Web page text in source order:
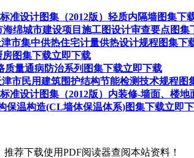
准设计图集（2012版）轻质内隔墙图集下
海绵城市建设项目施工图设计审查要点图集
津市集中供热住宅计量供热设计规程图集下
房图集下载立即下载
质量通病防治系列图集下载立即下载
津市民用建筑围护结构节能检测技术规程图
准设计图集（2012版）内装修-墙面、楼地
保温构造(CL墙体保温体系)图集下载立即
荐下载使用PDF阅读器查阅本站资料！